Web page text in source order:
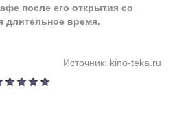
после его открытия со
длительное время.
Источник: kino-teka.ru